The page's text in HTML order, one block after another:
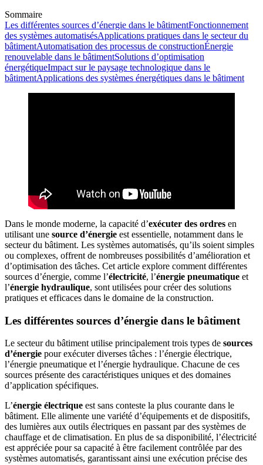
Sommaire
Les différentes sources d’énergie dans le bâtimentFonctionnement
des systèmes automatisésApplications pratiques dans le secteur du
bâtimentAutomatisation des processus de constructionÉnergie
renouvelable dans le bâtimentSolutions d’optimisation
énergétiqueImpact sur le paysage technologique dans le
bâtimentApplications des systèmes énergétiques dans le bâtiment
Dans le monde moderne, la capacité d’exécuter des ordres en
utilisant une source d’énergie est essentielle, notamment dans le
secteur du bâtiment. Les systèmes automatisés, qu’ils soient simples
ou complexes, offrent de nombreuses possibilités d’amélioration et
d’optimisation des tâches. Cet article explore comment différentes
sources d’énergie, comme l’électricité, l’énergie pneumatique et
l’énergie hydraulique, sont utilisées pour créer des solutions
pratiques et efficaces dans le domaine de la construction.
Les différentes sources d’énergie dans le bâtiment
Le secteur du bâtiment utilise principalement trois types de sources
d’énergie pour exécuter diverses tâches : l’énergie électrique,
l’énergie pneumatique et l’énergie hydraulique. Chacune de ces
sources présente des caractéristiques uniques et des domaines
d’application spécifiques.
L’énergie électrique est sans conteste la plus courante dans le
bâtiment. Elle alimente une variété d’équipements et de dispositifs,
des lumières aux outils électriques en passant par des systèmes de
chauffage et de climatisation. En plus de sa disponibilité, l’électricité
est appréciée pour sa capacité à être facilement contrôlée par des
systèmes automatisés, garantissant ainsi une exécution précise des